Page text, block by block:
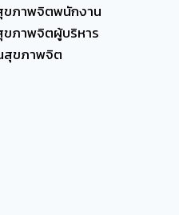
ขภาพจิตพนักงาน
ขภาพจิตผู้บริหาร
สุขภาพจิต